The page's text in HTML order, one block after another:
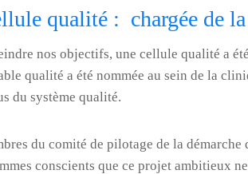
qualité : chargée de
nos objectifs, une cellule qualité a
qualité a été nommée au sein de la
du système qualité.
du comité de pilotage de la
conscients que ce projet ambitieux